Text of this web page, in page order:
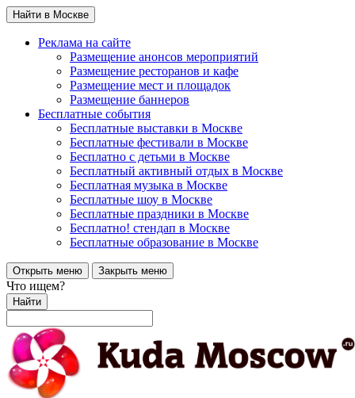
Найти в Москве
Реклама на сайте
Размещение анонсов мероприятий
Размещение ресторанов и кафе
Размещение мест и площадок
Размещение баннеров
Бесплатные события
Бесплатные выставки в Москве
Бесплатные фестивали в Москве
Бесплатно с детьми в Москве
Бесплатный активный отдых в Москве
Бесплатная музыка в Москве
Бесплатные шоу в Москве
Бесплатные праздники в Москве
Бесплатно! стендап в Москве
Бесплатные образование в Москве
Открыть меню Закрыть меню
Что ищем?
Найти